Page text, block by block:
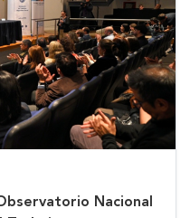
Nacional